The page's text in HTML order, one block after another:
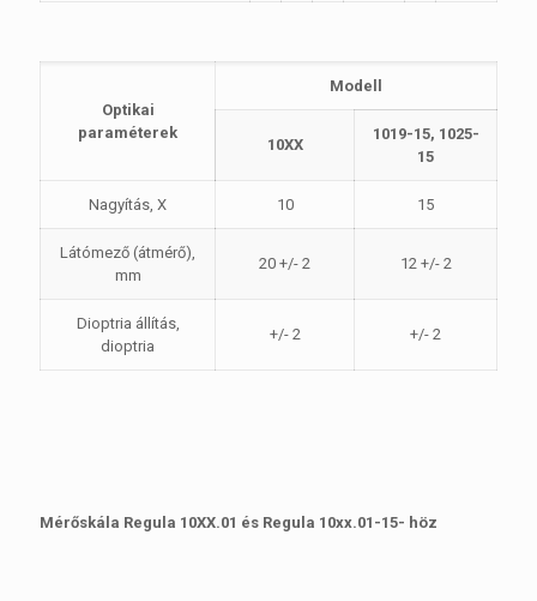
Optikai
paraméterek
Modell
10XX
1019-15, 1025-
15
Nagyítás, X 10 15
Látómező (átmérő),
mm
20 +/- 2 12 +/- 2
Dioptria állítás,
dioptria
+/- 2 +/- 2
Mérőskála Regula 10XX.01 és Regula 10xx.01-15- höz